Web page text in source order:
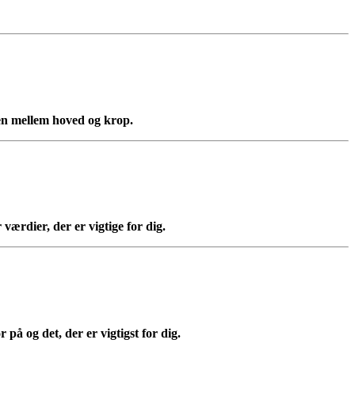
mellem hoved og krop.
værdier, der er vigtige for dig.
på og det, der er vigtigst for dig.